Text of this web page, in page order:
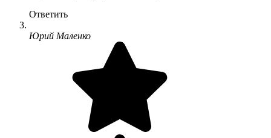
Ответить
Юрий Маленко